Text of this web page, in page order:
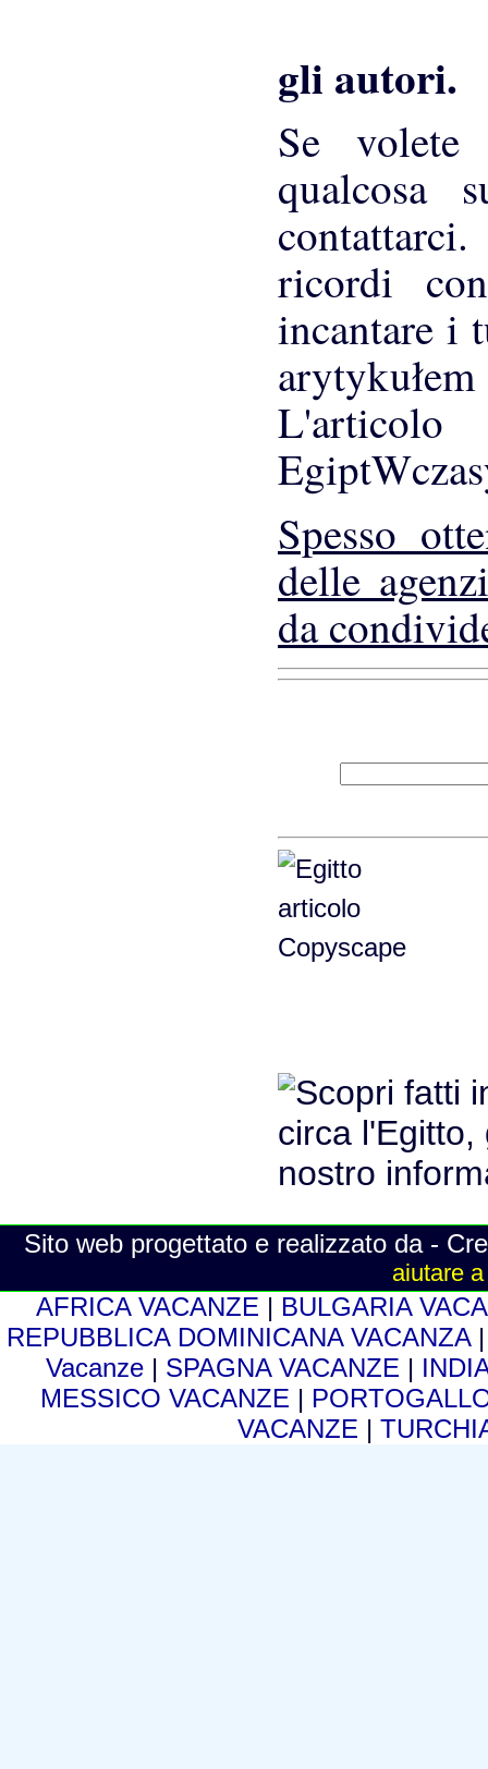
gli autori.
Se
qualcosa
ricordi
incantare i
Spesso
delle
da
Sito web progettato e realizzato da -
aiutare
AFRICA VACANZE | BULGARIA
REPUBBLICA DOMINICANA VACANZA
Vacanze | SPAGNA VACANZE |
MESSICO VACANZE |
VACANZE |